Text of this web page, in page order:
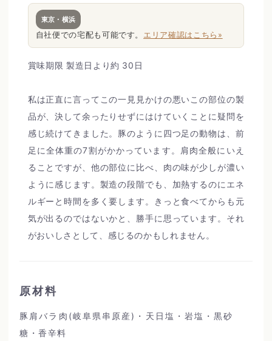
東京・横浜
自社便での宅配も可能です。 エリア確認はこちら»
賞味期限 製造日より約 30日
私は正直に言ってこの一見見かけの悪いこの部位の製
品が、決して余ったりせずにはけていくことに疑問を
感じ続けてきました。豚のように四つ足の動物は、前
足に全体重の7割がかかっています。肩肉全般にいえ
ることですが、他の部位に比べ、肉の味が少しが濃い
ように感じます。製造の段階でも、加熱するのにエネ
ルギーと時間を多く要します。きっと食べてからも元
気が出るのではないかと、勝手に思っています。それ
がおいしさとして、感じるのかもしれません。
原材料
豚肩バラ肉(岐阜県串原産)・天日塩・岩塩・黒砂
糖・香辛料